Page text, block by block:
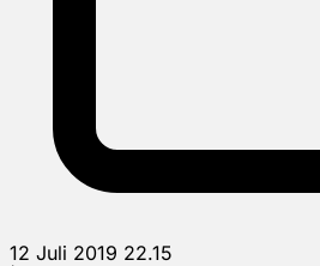
12 Juli 2019 22.15